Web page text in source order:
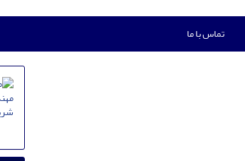
تماس با ما